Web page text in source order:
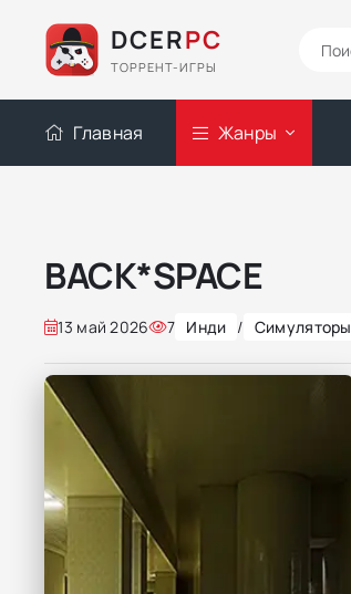
DCERPC
ТОРРЕНТ-ИГРЫ
Главная Жанры
BACK*SPACE
13 май 2026 7 Инди / Симуляторы